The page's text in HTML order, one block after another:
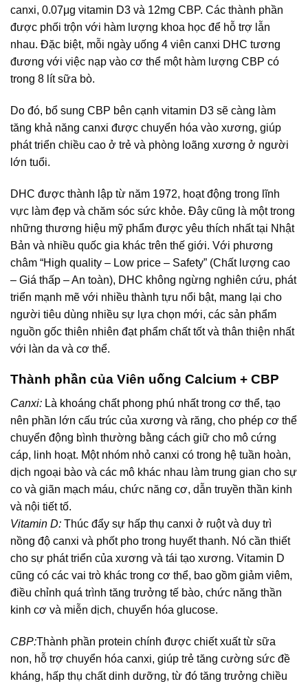
canxi, 0.07μg vitamin D3 và 12mg CBP. Các thành phần
được phối trộn với hàm lượng khoa học để hỗ trợ lẫn
nhau. Đặc biệt, mỗi ngày uống 4 viên canxi DHC tương
đương với việc nạp vào cơ thể một hàm lượng CBP có
trong 8 lít sữa bò.
Do đó, bổ sung CBP bên cạnh vitamin D3 sẽ càng làm
tăng khả năng canxi được chuyển hóa vào xương, giúp
phát triển chiều cao ở trẻ và phòng loãng xương ở người
lớn tuổi.
DHC được thành lập từ năm 1972, hoạt động trong lĩnh
vực làm đẹp và chăm sóc sức khỏe. Đây cũng là một trong
những thương hiệu mỹ phẩm được yêu thích nhất tại Nhật
Bản và nhiều quốc gia khác trên thế giới. Với phương
châm “High quality – Low price – Safety” (Chất lượng cao
– Giá thấp – An toàn), DHC không ngừng nghiên cứu, phát
triển mạnh mẽ với nhiều thành tựu nổi bật, mang lại cho
người tiêu dùng nhiều sự lựa chọn mới, các sản phẩm
nguồn gốc thiên nhiên đạt phẩm chất tốt và thân thiện nhất
với làn da và cơ thể.
Thành phần của Viên uống Calcium + CBP
Canxi: Là khoáng chất phong phú nhất trong cơ thể, tạo
nên phần lớn cấu trúc của xương và răng, cho phép cơ thể
chuyển động bình thường bằng cách giữ cho mô cứng
cáp, linh hoạt. Một nhóm nhỏ canxi có trong hệ tuần hoàn,
dịch ngoại bào và các mô khác nhau làm trung gian cho sự
co và giãn mạch máu, chức năng cơ, dẫn truyền thần kinh
và nội tiết tố.
Vitamin D: Thúc đẩy sự hấp thụ canxi ở ruột và duy trì
nồng độ canxi và phốt pho trong huyết thanh. Nó cần thiết
cho sự phát triển của xương và tái tạo xương. Vitamin D
cũng có các vai trò khác trong cơ thể, bao gồm giảm viêm,
điều chỉnh quá trình tăng trưởng tế bào, chức năng thần
kinh cơ và miễn dịch, chuyển hóa glucose.
CBP:Thành phần protein chính được chiết xuất từ sữa
non, hỗ trợ chuyển hóa canxi, giúp trẻ tăng cường sức đề
kháng, hấp thụ chất dinh dưỡng, từ đó tăng trưởng chiều